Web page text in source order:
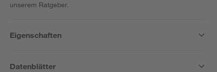
unserem Ratgeber.
Eigenschaften
Datenblätter